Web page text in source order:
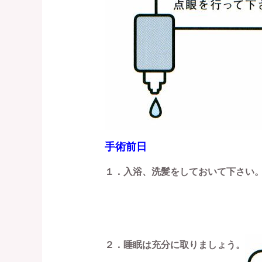
手術前日
１．入浴、洗髪をしておいて下さい
２．睡眠は充分に取りましょう。